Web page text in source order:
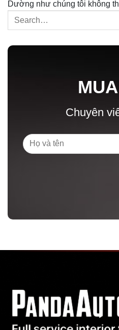
Dường như chúng tôi không
Chuyên